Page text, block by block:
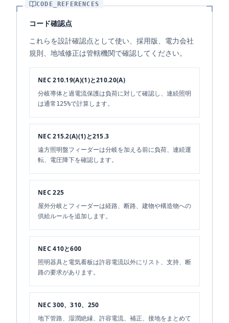
CODE_REFERENCES
コード確認点
これらを設計確認点として使い、採用版、電力会社
規則、地域修正は管轄機関で確認してください。
NEC 210.19(A)(1)と210.20(A)
分岐導体と過電流保護は負荷に対して確認し、連続照明
は通常125%で計算します。
NEC 215.2(A)(1)と215.3
遠方照明盤フィーダーは分岐を加える前に負荷、連続運
転、電圧降下を確認します。
NEC 225
屋外分岐とフィーダーは経路、断路、建物や構造物への
供給ルールを追加します。
NEC 410と600
照明器具と電気看板は許容電流以外にリスト、支持、断
路の要求があります。
NEC 300、310、250
地下管路、湿潤絶縁、許容電流、補正、接地をまとめて